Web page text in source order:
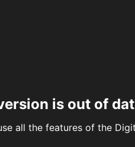
is out of
all the features of the